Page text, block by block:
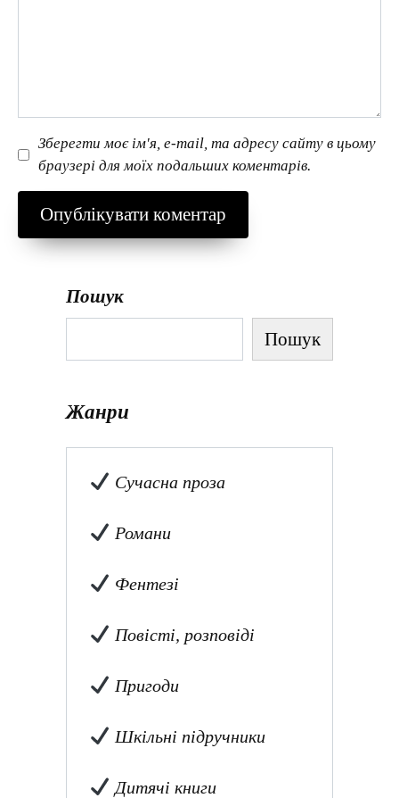
Зберегти моє ім'я, e-mail, та адресу сайту в цьому
браузері для моїх подальших коментарів.
Пошук
Пошук
Жанри
Сучасна проза
Романи
Фентезі
Повісті, розповіді
Пригоди
Шкільні підручники
Дитячі книги